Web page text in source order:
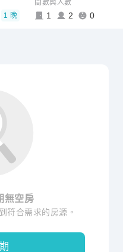
1 晚
間數與人數
1 2 0
無空房
符合需求的房源。